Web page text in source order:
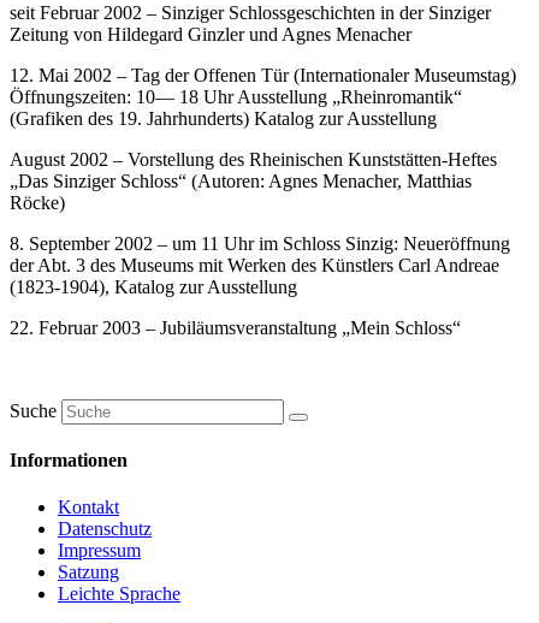
seit Februar 2002 – Sinziger Schlossgeschichten in der Sinziger
Zeitung von Hildegard Ginzler und Agnes Menacher
12. Mai 2002 – Tag der Offenen Tür (Internationaler Museumstag)
Öffnungszeiten: 10— 18 Uhr Ausstellung „Rheinromantik“
(Grafiken des 19. Jahrhunderts) Katalog zur Ausstellung
August 2002 – Vorstellung des Rheinischen Kunststätten-Heftes
„Das Sinziger Schloss“ (Autoren: Agnes Menacher, Matthias
Röcke)
8. September 2002 – um 11 Uhr im Schloss Sinzig: Neueröffnung
der Abt. 3 des Museums mit Werken des Künstlers Carl Andreae
(1823-1904), Katalog zur Ausstellung
22. Februar 2003 – Jubiläumsveranstaltung „Mein Schloss“
Suche
Informationen
Kontakt
Datenschutz
Impressum
Satzung
Leichte Sprache